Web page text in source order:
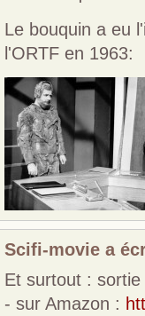
Le bouquin a eu
l'ORTF en 1963:
Scifi-movie a
Et surtout :
- sur Amazon :